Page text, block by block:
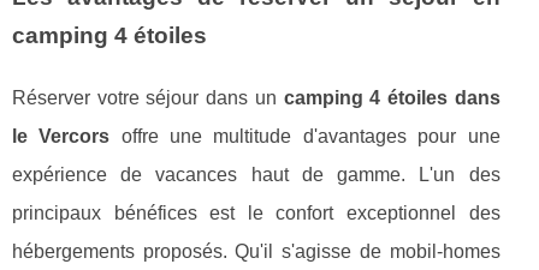
camping 4 étoiles
Réserver votre séjour dans un camping 4 étoiles dans
le Vercors offre une multitude d'avantages pour une
expérience de vacances haut de gamme. L'un des
principaux bénéfices est le confort exceptionnel des
hébergements proposés. Qu'il s'agisse de mobil-homes